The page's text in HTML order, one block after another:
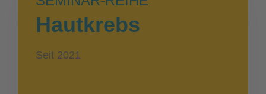
Hautkrebs
Seit 2021